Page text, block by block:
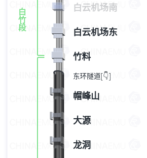
白
竹
段
白云机场南
白云机场东
竹料
东环隧道[👇]
帽峰山
大源
龙洞